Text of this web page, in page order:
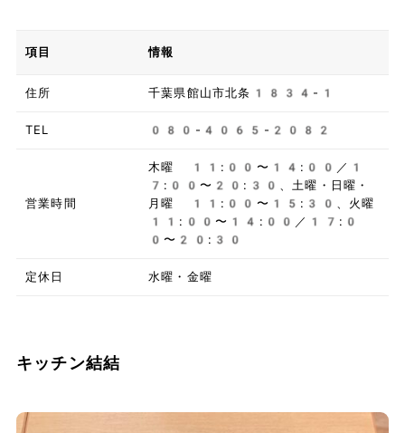
項目 情報
住所 千葉県館山市北条1834-1
TEL 080-4065-2082
営業時間
木曜 11:00〜14:00／1
7:00〜20:30、土曜・日曜・
月曜 11:00〜15:30、火曜
11:00〜14:00／17:0
0〜20:30
定休日 水曜・金曜
キッチン結結